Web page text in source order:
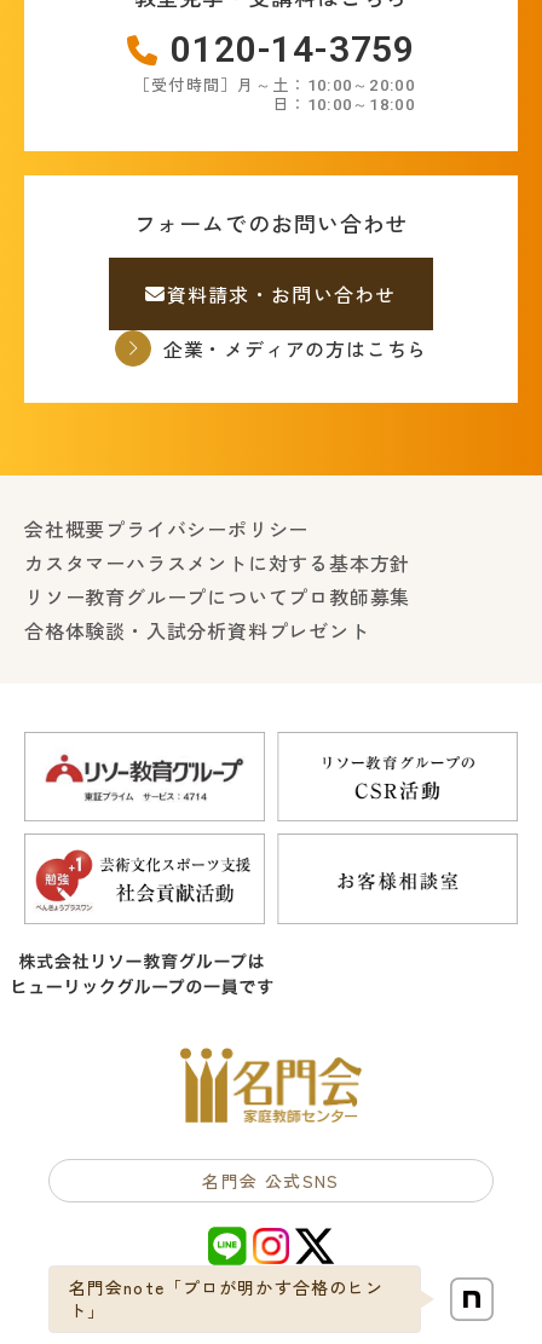
0120-14-3759
［受付時間］月～土：10:00～20:00
日：10:00～18:00
フォームでのお問い合わせ
資料請求・お問い合わせ
企業・メディアの方はこちら
会社概要プライバシーポリシー
カスタマーハラスメントに対する基本方針
リソー教育グループについて プロ教師募集
合格体験談・入試分析資料プレゼント
名門会 公式SNS
名門会note「プロが明かす合格のヒン
ト」